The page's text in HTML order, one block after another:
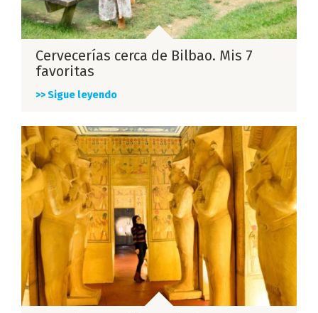
Cervecerías cerca de Bilbao. Mis 7
favoritas
>> Sigue leyendo